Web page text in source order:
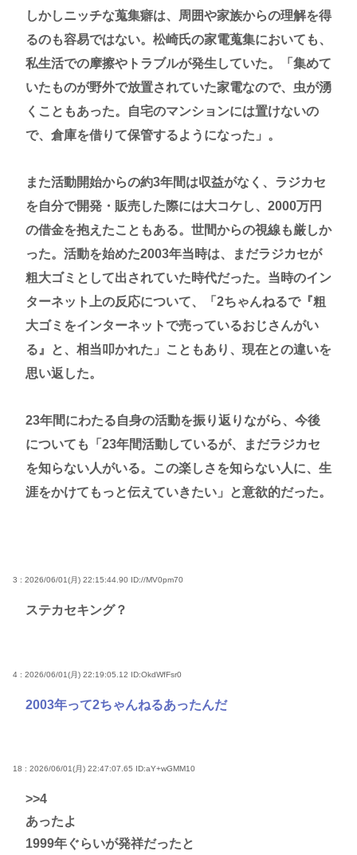
しかしニッチな蒐集癖は、周囲や家族からの理解を得
るのも容易ではない。松崎氏の家電蒐集においても、
私生活での摩擦やトラブルが発生していた。「集めて
いたものが野外で放置されていた家電なので、虫が湧
くこともあった。自宅のマンションには置けないの
で、倉庫を借りて保管するようになった」。
また活動開始からの約3年間は収益がなく、ラジカセ
を自分で開発・販売した際には大コケし、2000万円
の借金を抱えたこともある。世間からの視線も厳しか
った。活動を始めた2003年当時は、まだラジカセが
粗大ゴミとして出されていた時代だった。当時のイン
ターネット上の反応について、「2ちゃんねるで『粗
大ゴミをインターネットで売っているおじさんがい
る』と、相当叩かれた」こともあり、現在との違いを
思い返した。
23年間にわたる自身の活動を振り返りながら、今後
についても「23年間活動しているが、まだラジカセ
を知らない人がいる。この楽しさを知らない人に、生
涯をかけてもっと伝えていきたい」と意欲的だった。
3 : 2026/06/01(月) 22:15:44.90 ID://MV0pm70
ステカセキング？
4 : 2026/06/01(月) 22:19:05.12 ID:OkdWfFsr0
2003年って2ちゃんねるあったんだ
18 : 2026/06/01(月) 22:47:07.65 ID:aY+wGMM10
>>4
あったよ
1999年ぐらいが発祥だったと